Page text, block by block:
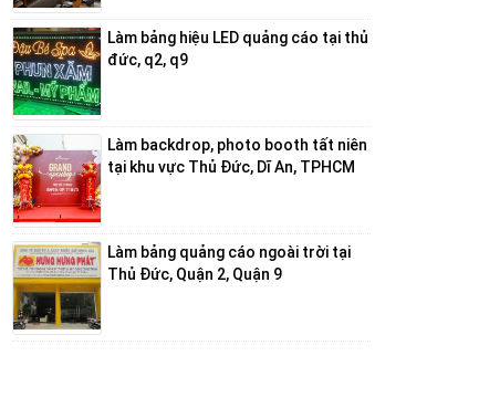
Làm bảng hiệu LED quảng cáo tại thủ
đức, q2, q9
Làm backdrop, photo booth tất niên
tại khu vực Thủ Đức, Dĩ An, TPHCM
Làm bảng quảng cáo ngoài trời tại
Thủ Đức, Quận 2, Quận 9